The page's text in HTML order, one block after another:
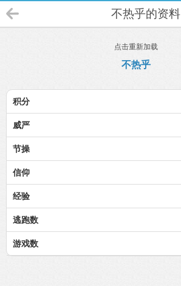
不热乎的资料
点击重新加载
不热乎
积分
威严
节操
信仰
经验
逃跑数
游戏数